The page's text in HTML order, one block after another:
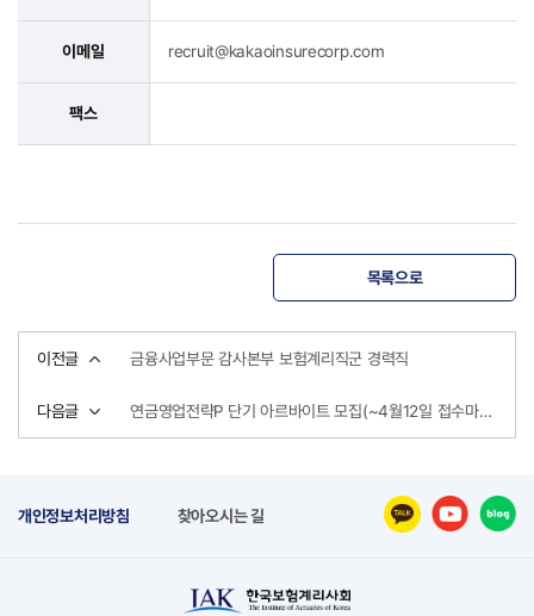
이메일 recruit@kakaoinsurecorp.com
팩스
목록으로
이전글 금융사업부문 감사본부 보험계리직군 경력직
다음글 연금영업전략P 단기 아르바이트 모집(~4월12일 접수마감)
개인정보처리방침 찾아오시는 길